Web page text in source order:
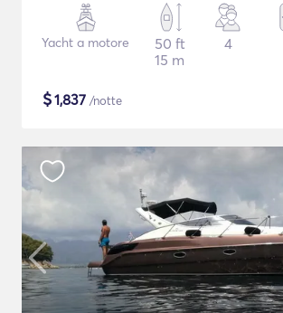
Yacht a motore
50 ft
15 m
4
$1,837 /notte